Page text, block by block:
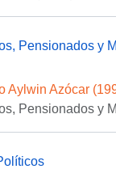
Pensionados y
Aylwin Azócar
Pensionados y